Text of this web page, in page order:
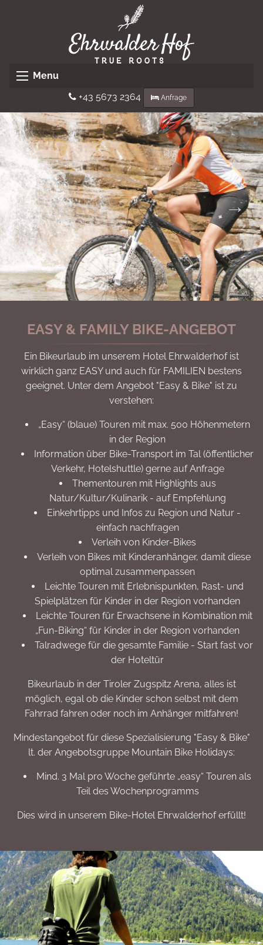
Menu
+43 5673 2364
Anfrage
EASY & FAMILY BIKE-ANGEBOT
Ein Bikeurlaub im unserem Hotel Ehrwalderhof ist
wirklich ganz EASY und auch für FAMILIEN bestens
geeignet. Unter dem Angebot "Easy & Bike" ist zu
verstehen:
„Easy“ (blaue) Touren mit max. 500 Höhenmetern
in der Region
Information über Bike-Transport im Tal (öffentlicher
Verkehr, Hotelshuttle) gerne auf Anfrage
Thementouren mit Highlights aus
Natur/Kultur/Kulinarik - auf Empfehlung
Einkehrtipps und Infos zu Region und Natur -
einfach nachfragen
Verleih von Kinder-Bikes
Verleih von Bikes mit Kinderanhänger, damit diese
optimal zusammenpassen
Leichte Touren mit Erlebnispunkten, Rast- und
Spielplätzen für Kinder in der Region vorhanden
Leichte Touren für Erwachsene in Kombination mit
„Fun-Biking“ für Kinder in der Region vorhanden
Talradwege für die gesamte Familie - Start fast vor
der Hoteltür
Bikeurlaub in der Tiroler Zugspitz Arena, alles ist
möglich, egal ob die Kinder schon selbst mit dem
Fahrrad fahren oder noch im Anhänger mitfahren!
Mindestangebot für diese Spezialisierung "Easy & Bike"
lt. der Angebotsgruppe Mountain Bike Holidays:
Mind. 3 Mal pro Woche geführte „easy“ Touren als
Teil des Wochenprogramms
Dies wird in unserem Bike-Hotel Ehrwalderhof erfüllt!